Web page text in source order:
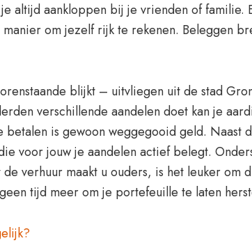
altijd aankloppen bij je vrienden of
om jezelf rijk te rekenen. Beleggen
blijkt – uitvliegen uit de stad
verschillende aandelen doet kan je
is gewoon weggegooid geld.
voor jouw je aandelen actief belegt.
verhuur maakt u ouders, is het leuker
tijd meer om je portefeuille te laten